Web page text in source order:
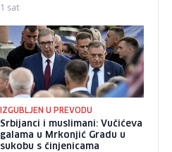
1 sat
IZGUBLJEN U PREVODU
Srbijanci i muslimani: Vučićeva
galama u Mrkonjić Gradu u
sukobu s činjenicama